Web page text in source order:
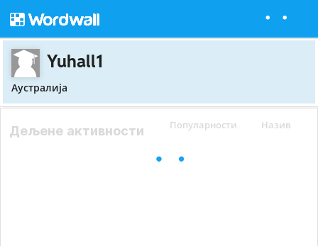
Yuhall1
Аустралија
Популарности Назив
Дељене активности